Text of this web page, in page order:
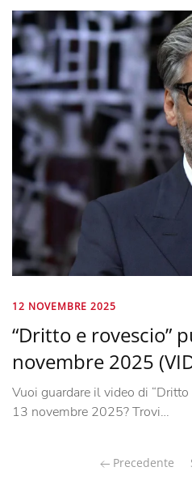
12 NOVEMBRE 2025
“Dritto e rovescio”
novembre 2025
Vuoi guardare il video di
13 novembre 2025? Trovi…
Precedente